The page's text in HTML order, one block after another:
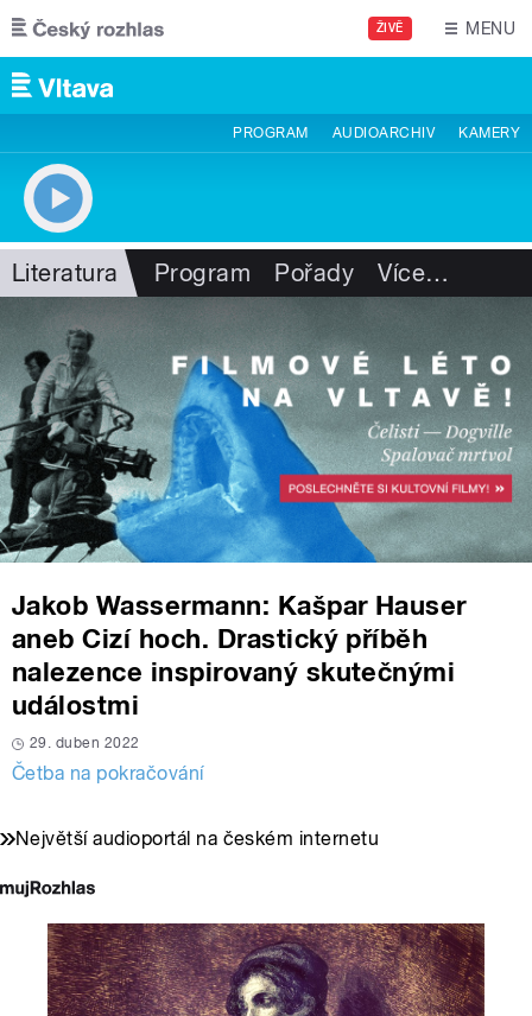
Přejít k hlavnímu obsahu
ŽIVĚ MENU
PROGRAM AUDIOARCHIV KAMERY
Literatura Program Pořady Více…
Jakob Wassermann: Kašpar Hauser
aneb Cizí hoch. Drastický příběh
nalezence inspirovaný skutečnými
událostmi
29. duben 2022
Četba na pokračování
Největší audioportál na českém internetu